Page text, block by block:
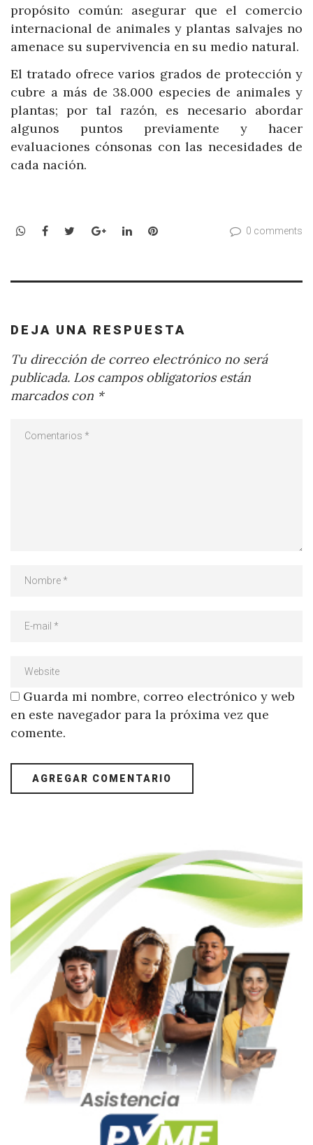
propósito común: asegurar que el comercio
internacional de animales y plantas salvajes no
amenace su supervivencia en su medio natural.
El tratado ofrece varios grados de protección y
cubre a más de 38.000 especies de animales y
plantas; por tal razón, es necesario abordar
algunos puntos previamente y hacer
evaluaciones cónsonas con las necesidades de
cada nación.
WhatsApp
Facebook
TwitterGoogle+LinkedInPinterest 0 comments
DEJA UNA RESPUESTA
Tu dirección de correo electrónico no será
publicada. Los campos obligatorios están
marcados con *
Guarda mi nombre, correo electrónico y web
en este navegador para la próxima vez que
comente.